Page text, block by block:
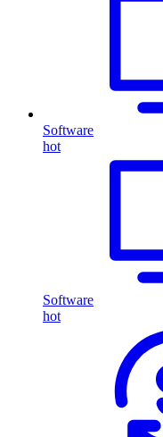
Software
hot
Software
hot